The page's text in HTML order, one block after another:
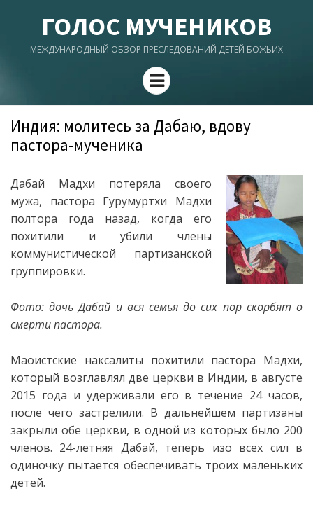
ГОЛОС МУЧЕНИКОВ
МЕЖДУНАРОДНЫЙ ОБЗОР ПРЕСЛЕДОВАНИЙ ДЕТЕЙ БОЖЬИХ
Menu
Индия: молитесь за Дабаю, вдову
пастора-мученика
Дабай Мадхи потеряла своего
мужа, пастора Гурумуртхи Мадхи
полтора года назад, когда его
похитили и убили члены
коммунистической партизанской
группировки.
Фото: дочь Дабай и вся семья до сих пор скорбят о
смерти пастора.
Маоистские наксалиты похитили пастора Мадхи,
который возглавлял две церкви в Индии, в августе
2015 года и удерживали его в течение 24 часов,
после чего застрелили. В дальнейшем партизаны
закрыли обе церкви, в одной из которых было 200
членов. 24-летняя Дабай, теперь изо всех сил в
одиночку пытается обеспечивать троих маленьких
детей.